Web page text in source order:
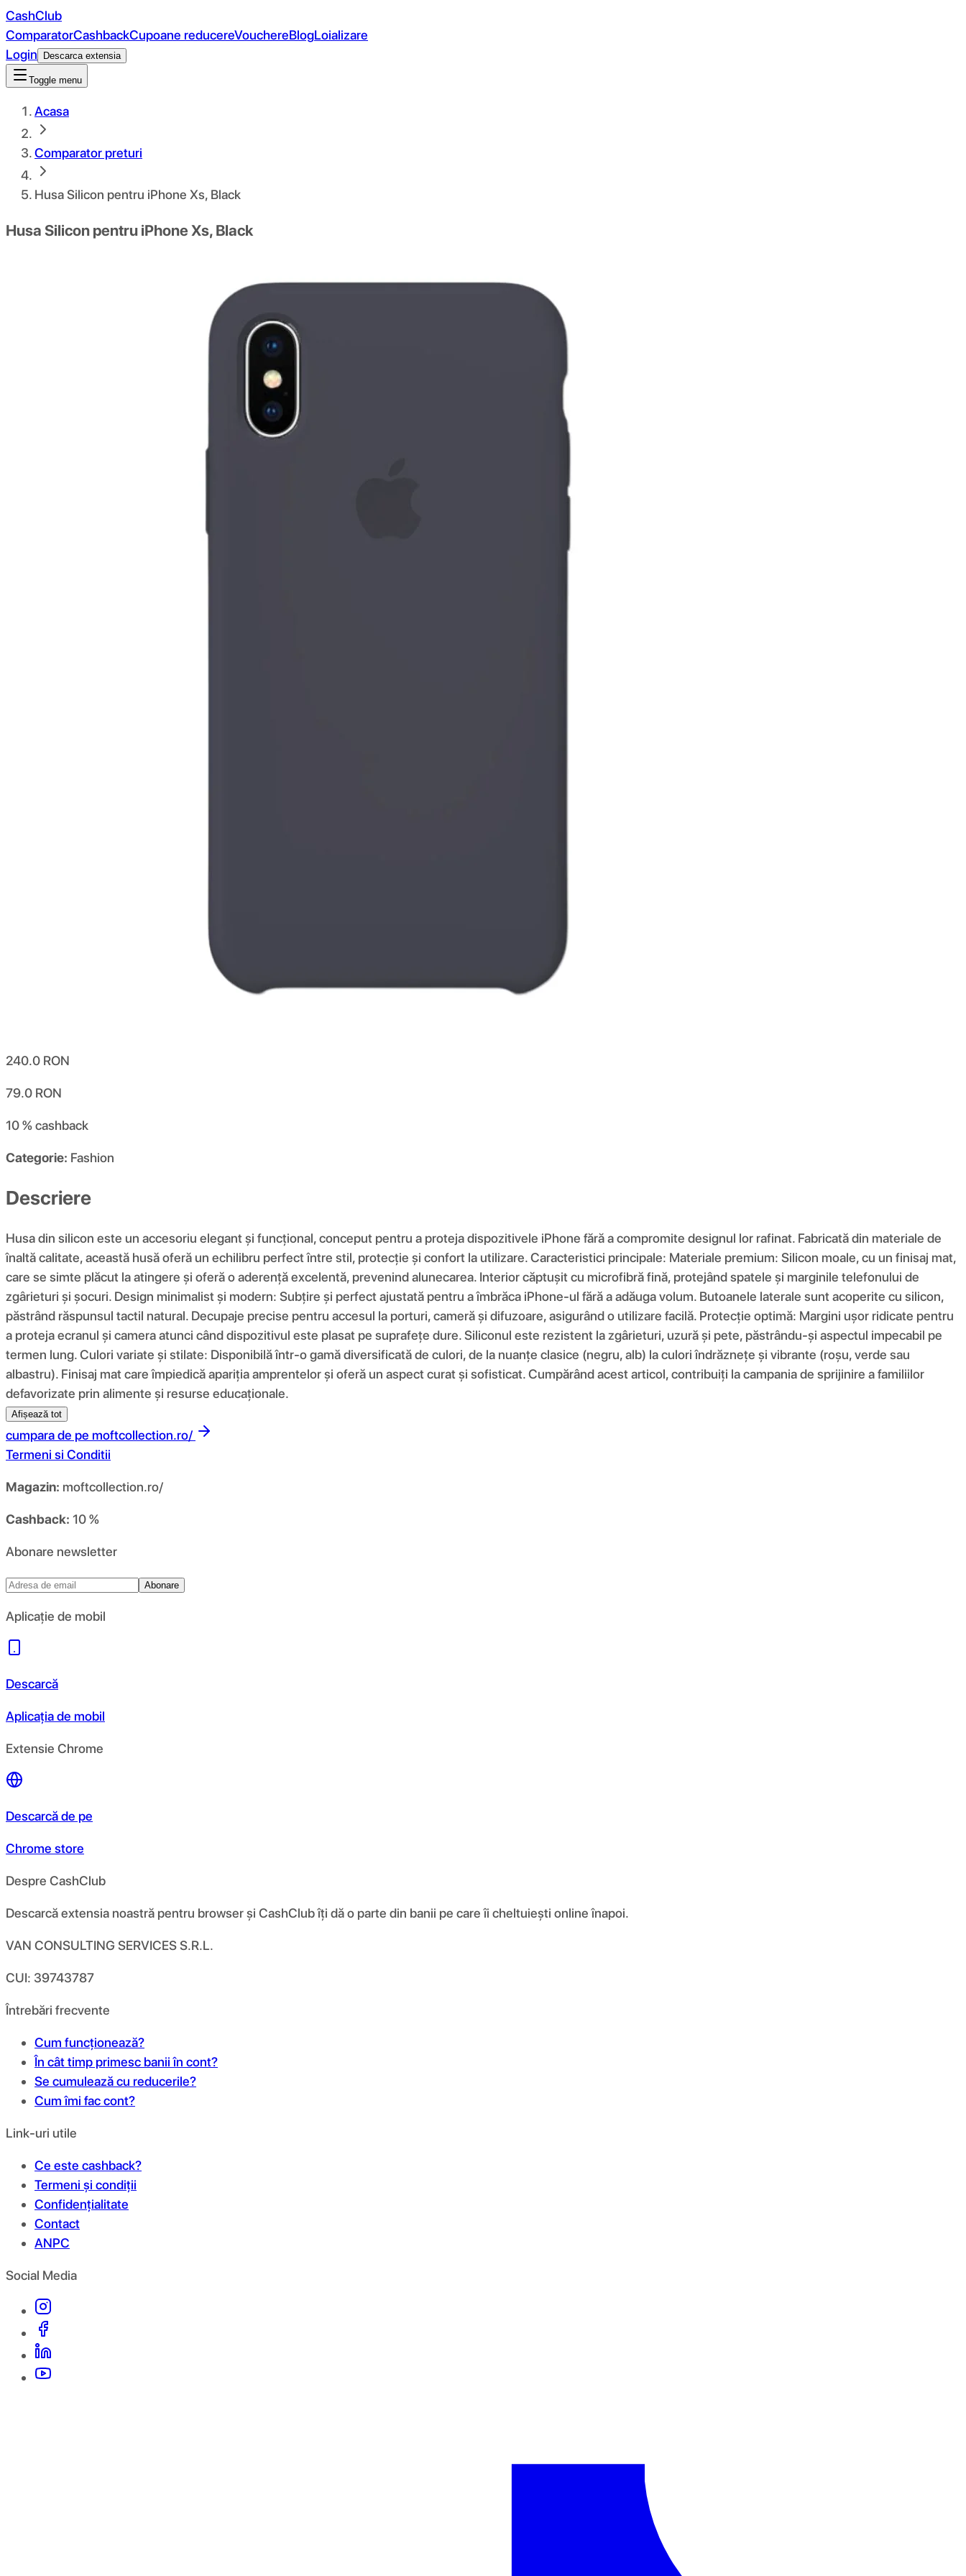
CashClub
ComparatorCashbackCupoane reducereVouchereBlogLoializare
Login
Descarca extensia
Toggle menu
Acasa
Comparator preturi
Husa Silicon pentru iPhone Xs, Black
Husa Silicon pentru iPhone Xs, Black
240.0 RON
79.0 RON
10 %cashback
Categorie: Fashion
Descriere
Husa din silicon este un accesoriu elegant și funcțional, conceput pentru a proteja dispozitivele iPhone fără a compromite designul lor rafinat. Fabricată din materiale de
înaltă calitate, această husă oferă un echilibru perfect între stil, protecție și confort la utilizare. Caracteristici principale: Materiale premium: Silicon moale, cu un finisaj mat,
care se simte plăcut la atingere și oferă o aderență excelentă, prevenind alunecarea. Interior căptușit cu microfibră fină, protejând spatele și marginile telefonului de
zgârieturi și șocuri. Design minimalist și modern: Subțire și perfect ajustată pentru a îmbrăca iPhone-ul fără a adăuga volum. Butoanele laterale sunt acoperite cu silicon,
păstrând răspunsul tactil natural. Decupaje precise pentru accesul la porturi, cameră și difuzoare, asigurând o utilizare facilă. Protecție optimă: Margini ușor ridicate pentru
a proteja ecranul și camera atunci când dispozitivul este plasat pe suprafețe dure. Siliconul este rezistent la zgârieturi, uzură și pete, păstrându-și aspectul impecabil pe
termen lung. Culori variate și stilate: Disponibilă într-o gamă diversificată de culori, de la nuanțe clasice (negru, alb) la culori îndrăznețe și vibrante (roșu, verde sau
albastru). Finisaj mat care împiedică apariția amprentelor și oferă un aspect curat și sofisticat. Cumpărând acest articol, contribuiți la campania de sprijinire a familiilor
defavorizate prin alimente și resurse educaționale.
Afișează tot
cumpara de pe moftcollection.ro/
Termeni si Conditii
Magazin: moftcollection.ro/
Cashback: 10 %
Abonare newsletter
Abonare
Aplicație de mobil
Descarcă
Aplicația de mobil
Extensie Chrome
Descarcă de pe
Chrome store
Despre CashClub
Descarcă extensia noastră pentru browser și CashClub îți dă o parte din banii pe care îi cheltuiești online înapoi.
VAN CONSULTING SERVICES S.R.L.
CUI: 39743787
Întrebări frecvente
Cum funcționează?
În cât timp primesc banii în cont?
Se cumulează cu reducerile?
Cum îmi fac cont?
Link-uri utile
Ce este cashback?
Termeni și condiții
Confidențialitate
Contact
ANPC
Social Media